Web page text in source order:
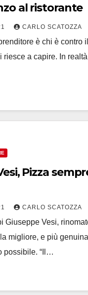
al ristorante
CARLO SCATOZZA
è chi è contro
riesce a capire. In
Pizza
CARLO SCATOZZA
Giuseppe Vesi,
migliore, e più
possibile. “Il…